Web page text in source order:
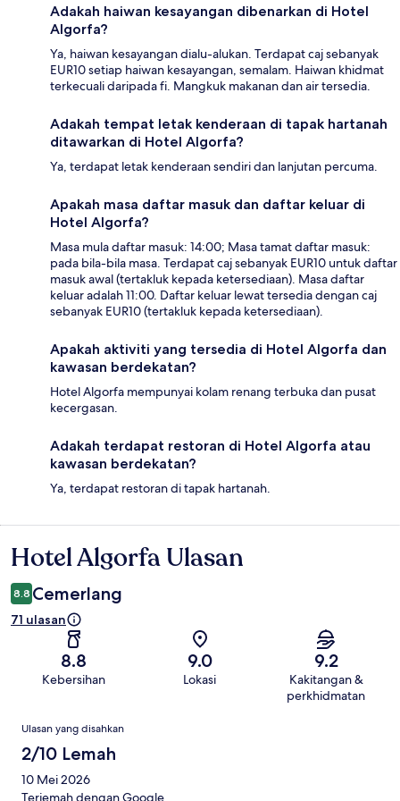
Adakah haiwan kesayangan dibenarkan di Hotel
Algorfa?
Ya, haiwan kesayangan dialu-alukan. Terdapat caj sebanyak
EUR10 setiap haiwan kesayangan, semalam. Haiwan khidmat
terkecuali daripada fi. Mangkuk makanan dan air tersedia.
Adakah tempat letak kenderaan di tapak hartanah
ditawarkan di Hotel Algorfa?
Ya, terdapat letak kenderaan sendiri dan lanjutan percuma.
Apakah masa daftar masuk dan daftar keluar di
Hotel Algorfa?
Masa mula daftar masuk: 14:00; Masa tamat daftar masuk:
pada bila-bila masa. Terdapat caj sebanyak EUR10 untuk daftar
masuk awal (tertakluk kepada ketersediaan). Masa daftar
keluar adalah 11:00. Daftar keluar lewat tersedia dengan caj
sebanyak EUR10 (tertakluk kepada ketersediaan).
Apakah aktiviti yang tersedia di Hotel Algorfa dan
kawasan berdekatan?
Hotel Algorfa mempunyai kolam renang terbuka dan pusat
kecergasan.
Adakah terdapat restoran di Hotel Algorfa atau
kawasan berdekatan?
Ya, terdapat restoran di tapak hartanah.
Ulasan
Hotel Algorfa Ulasan
8.8 Cemerlang
71 ulasan
8.8
Kebersihan
9.0
Lokasi
9.2
Kakitangan &
perkhidmatan
Ulasan
Ulasan yang disahkan
2/10 Lemah
10 Mei 2026
Terjemah dengan Google